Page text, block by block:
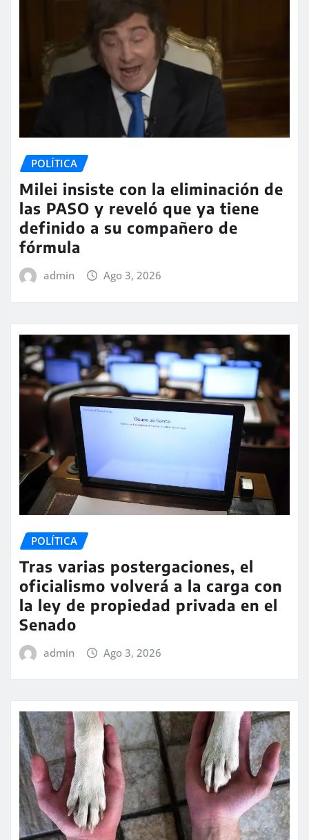
POLÍTICA
Milei insiste con la eliminación de
las PASO y reveló que ya tiene
definido a su compañero de
fórmula
admin Ago 3, 2026
POLÍTICA
Tras varias postergaciones, el
oficialismo volverá a la carga con
la ley de propiedad privada en el
Senado
admin Ago 3, 2026